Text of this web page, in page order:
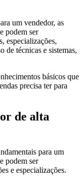
um vendedor, as
podem ser
especializações,
de técnicas e sistemas,
básicos que
precisa ter para
de alta
para um
podem ser
e especializações.